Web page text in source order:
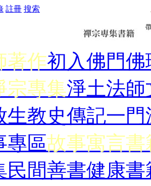
註冊 搜索
著作初入佛門佛
宗專集淨土法師
生教史傳記一門
專區故事寓言書
民間善書健康書